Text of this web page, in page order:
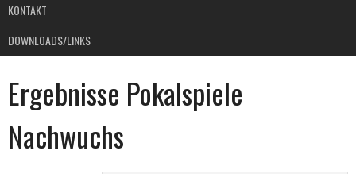
KONTAKT
DOWNLOADS/LINKS
Ergebnisse Pokalspiele
Nachwuchs